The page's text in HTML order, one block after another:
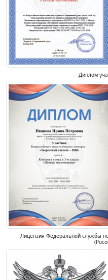
Диплом
Лицензия Федеральной службы